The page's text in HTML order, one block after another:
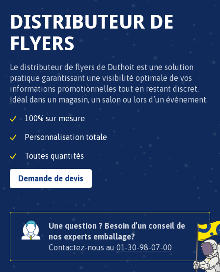
DISTRIBUTEUR DE
FLYERS
Le distributeur de flyers de Duthoit est une solution
pratique garantissant une visibilité optimale de vos
informations promotionnelles tout en restant discret.
Idéal dans un magasin, un salon ou lors d’un événement.
100% sur mesure
Personnalisation totale
Toutes quantités
Demande de devis
Une question ? Besoin d’un conseil de
nos experts emballage?
Contactez-nous au 01-30-98-07-00